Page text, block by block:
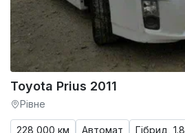
Toyota Prius 2011
Рівне
228 000 км Автомат Гібрид, 1.8